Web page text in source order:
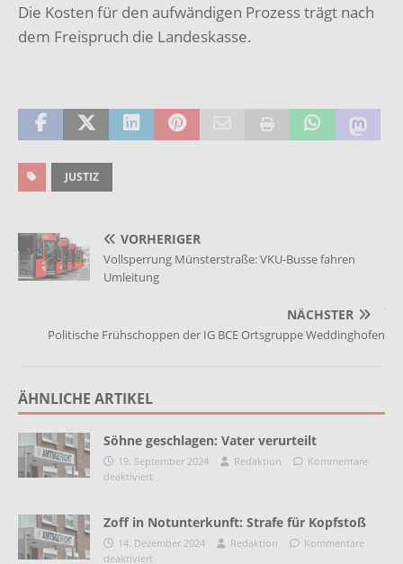
Die Kosten für den aufwändigen Prozess trägt nach
dem Freispruch die Landeskasse.
JUSTIZ
VORHERIGER
Vollsperrung Münsterstraße: VKU-Busse fahren
Umleitung
NÄCHSTER
Politische Frühschoppen der IG BCE Ortsgruppe Weddinghofen
ÄHNLICHE ARTIKEL
Söhne geschlagen: Vater verurteilt
19. September 2024 Redaktion
Kommentare
deaktiviert
Zoff in Notunterkunft: Strafe für Kopfstoß
14. Dezember 2024 Redaktion
Kommentare
deaktiviert